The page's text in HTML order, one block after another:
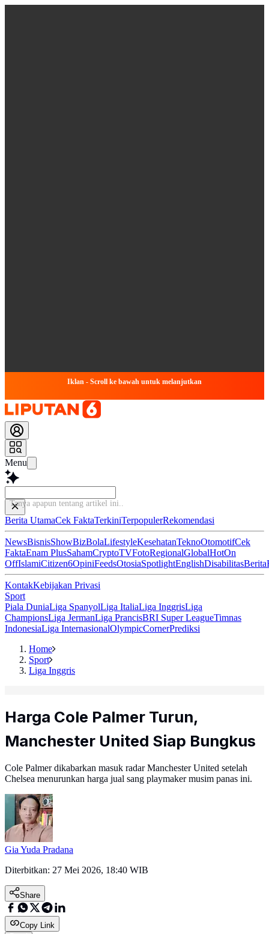
Iklan - Scroll ke bawah untuk melanjutkan
Menu
Tanya apapun tentang art
Berita UtamaCek FaktaTerkiniTerpopulerRekomendasi
NewsBisnisShowBizBolaLifestyleKesehatanTeknoOtomotifCek
FaktaEnam PlusSahamCryptoTVFotoRegionalGlobalHotOn
OffIslamiCitizen6OpiniFeedsOtosiaSpotlightEnglishDisabilitasBerita
KontakKebijakan Privasi
Sport
Piala DuniaLiga SpanyolLiga ItaliaLiga InggrisLiga
ChampionsLiga JermanLiga PrancisBRI Super LeagueTimnas
IndonesiaLiga InternasionalOlympicCornerPrediksi
Home
Sport
Liga Inggris
Harga Cole Palmer Turun,
Manchester United Siap Bungkus
Cole Palmer dikabarkan masuk radar Manchester United setelah
Chelsea menurunkan harga jual sang playmaker musim panas ini.
Gia Yuda Pradana
Diterbitkan: 27 Mei 2026, 18:40 WIB
Share
Copy Link